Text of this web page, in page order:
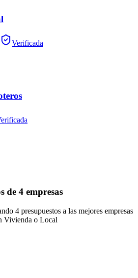
Verificada
de 4 empresas
4 presupuestos a las mejores empresas
Vivienda o Local